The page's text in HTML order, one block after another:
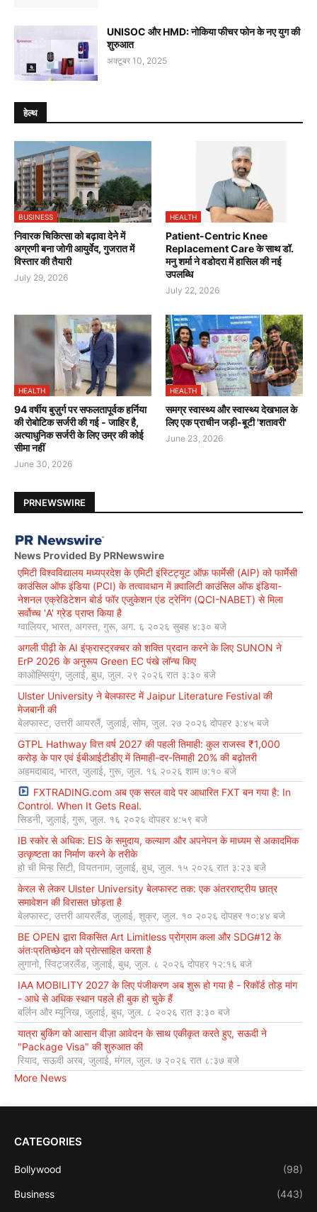
UNISOC और HMD: नोकिया फीचर फोन के नए युग की
शुरुआत
अक्टूबर 10, 2025
हेल्थ
BUSINESS
निवारक चिकित्सा को बढ़ावा देने में
अग्रणी बना जोगी आयुर्वेद, गुजरात में
विस्तार की तैयारी
July 29, 2026
HEALTH
Patient-Centric Knee
Replacement Care के साथ डॉ.
मनु शर्मा ने वडोदरा में हासिल की नई
उपलब्धि
July 22, 2026
HEALTH
94 वर्षीय बुज़ुर्ग पर सफलतापूर्वक हर्निया
की रोबोटिक सर्जरी की गई - जाहिर है,
अत्याधुनिक सर्जरी के लिए उम्र की कोई
सीमा नहीं
June 30, 2026
HEALTH
समग्र स्वास्थ्य और स्वास्थ्य देखभाल के
लिए एक प्राचीन जड़ी-बूटी 'शतावरी'
June 23, 2026
PRNEWSWIRE
News Provided By PRNewswire
एमिटी विश्वविद्यालय मध्यप्रदेश के एमिटी इंस्टिट्यूट ऑफ़ फार्मेसी (AIP) को फार्मेसी
काउंसिल ऑफ इंडिया (PCI) के तत्वावधान में क़्वालिटी काउंसिल ऑफ इंडिया-
नेशनल एक्रेडिटेशन बोर्ड फॉर एजुकेशन एंड ट्रेनिंग (QCI-NABET) से मिला
सर्वोच्च 'A' ग्रेड प्राप्त किया है
ग्वालियर, भारत, अगस्त, गुरू, अग. ६ २०२६ सुबह ४:३० बजे
अगली पीढ़ी के AI इंफ्रास्ट्रक्चर को शक्ति प्रदान करने के लिए SUNON ने
ErP 2026 के अनुरूप Green EC पंखे लॉन्च किए
काओह्सियुंग, जुलाई, बुध, जुल. २९ २०२६ रात ३:३० बजे
Ulster University ने बेलफास्ट में Jaipur Literature Festival की
मेजबानी की
बेलफास्ट, उत्तरी आयरलैं, जुलाई, सोम, जुल. २७ २०२६ दोपहर ३:४५ बजे
GTPL Hathway वित्त वर्ष 2027 की पहली तिमाही: कुल राजस्व ₹1,000
करोड़ के पार एवं ईबीआईटीडीए में तिमाही-दर-तिमाही 20% की बढ़ोतरी
अहमदाबाद, भारत, जुलाई, गुरू, जुल. १६ २०२६ शाम ७:१० बजे
FXTRADING.com अब एक सरल वादे पर आधारित FXT बन गया है: In
Control. When It Gets Real.
सिडनी, जुलाई, गुरू, जुल. १६ २०२६ दोपहर ४:५९ बजे
IB स्कोर से अधिक: EIS के समुदाय, कल्याण और अपनेपन के माध्यम से अकादमिक
उत्कृष्टता का निर्माण करने के तरीके
हो ची मिन्ह सिटी, वियतनाम, जुलाई, बुध, जुल. १५ २०२६ रात ३:२३ बजे
केरल से लेकर Ulster University बेलफास्ट तक: एक अंतरराष्ट्रीय छात्र
समावेशन की विरासत छोड़ता है
बेलफास्ट, उत्तरी आयरलैंड, जुलाई, शुक्र, जुल. १० २०२६ दोपहर १०:४४ बजे
BE OPEN द्वारा विकसित Art Limitless प्रोग्राम कला और SDG#12 के
अंतःप्रतिच्छेदन को प्रोत्साहित करता है
लुगानो, स्विट्जरलैंड, जुलाई, बुध, जुल. ८ २०२६ दोपहर १२:१६ बजे
IAA MOBILITY 2027 के लिए पंजीकरण अब शुरू हो गया है - रिकॉर्ड तोड़ मांग
- आधे से अधिक स्थान पहले ही बुक हो चुके हैं
बर्लिन और म्यूनिख, जुलाई, बुध, जुल. ८ २०२६ रात ३:३० बजे
यात्रा बुकिंग को आसान वीज़ा आवेदन के साथ एकीकृत करते हुए, सऊदी ने
"Package Visa" की शुरुआत की
रियाद, सऊदी अरब, जुलाई, मंगल, जुल. ७ २०२६ रात ८:३७ बजे
More News
CATEGORIES
Bollywood (98)
Business (443)